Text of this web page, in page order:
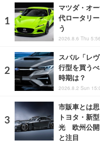
マツダ・オ
代ロータリ
う
2026.8.6 Thu 5:56
スバル「レ
行型を買う
時期は？
2026.8.2 Sun
市販車とは
トヨタ・新
光 欧州公開
と注目